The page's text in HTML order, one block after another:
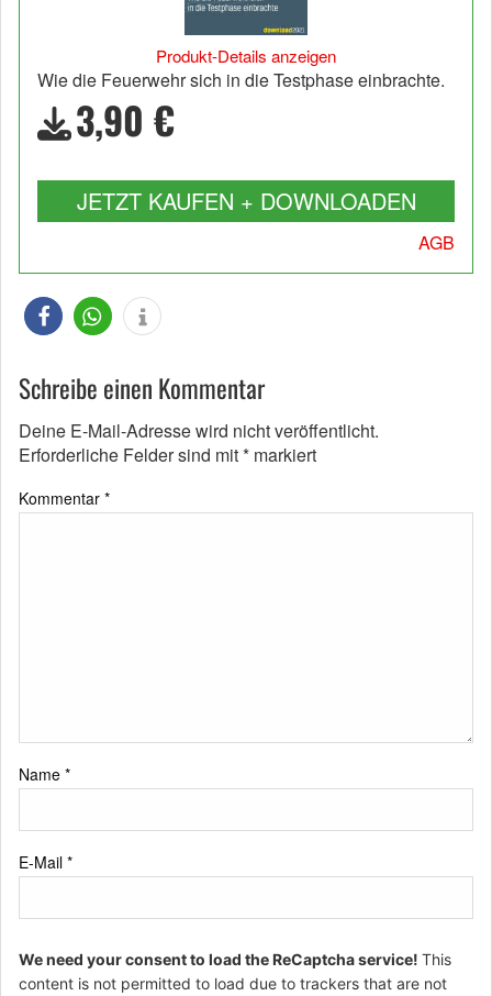
Produkt-Details anzeigen
Wie die Feuerwehr sich in die Testphase einbrachte.
3,90 €
JETZT KAUFEN + DOWNLOADEN
AGB
Schreibe einen Kommentar
Deine E-Mail-Adresse wird nicht veröffentlicht.
Erforderliche Felder sind mit* markiert
Kommentar *
Name *
E-Mail *
We need your consent to load the ReCaptcha service! This
content is not permitted to load due to trackers that are not